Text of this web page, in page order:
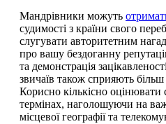
Мандрівники можуть
судимості з країни свого
слугувати авторитетним
про вашу бездоганну
та демонстрація
звичаїв також сприяють
Корисно кількісно оцінювати
термінах, наголошуючи на
місцевої географії та